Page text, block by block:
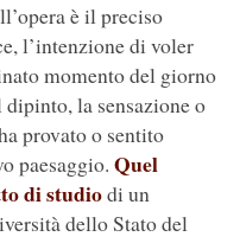
è il preciso
l’intenzione di voler
momento del giorno
la sensazione o
provato o sentito
paesaggio. Quel
di studiodi un
dello Stato del